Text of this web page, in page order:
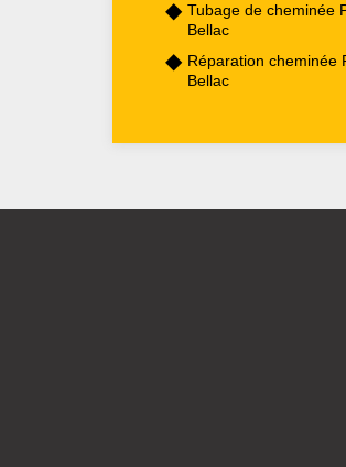
Tubage de cheminée
Bellac
Réparation cheminée
Bellac